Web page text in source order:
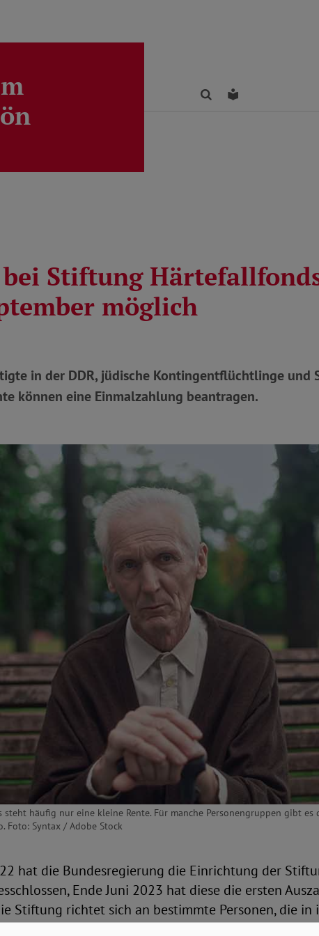
FindenLeichte Sprache
Stiftung
möglich
in der DDR, jüdische Kontingentflüchtlinge und
können eine Einmalzahlung beantragen.
steht häufig nur eine kleine Rente. Für manche Personengruppen gibt
Foto: Syntax / Adobe Stock
hat die Bundesregierung die Einrichtung der
Ende Juni 2023 hat diese die ersten
Stiftung richtet sich an bestimmte Personen, die in
überwiegend in der DDR oder im ausländischen